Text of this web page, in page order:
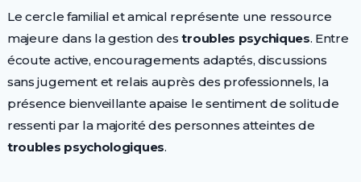
Le cercle familial et amical représente une ressource
majeure dans la gestion destroubles psychiques. Entre
écoute active, encouragements adaptés, discussions
sans jugement et relais auprès des professionnels, la
présence bienveillante apaise le sentiment de solitude
ressenti par la majorité des personnes atteintes de
troubles psychologiques.